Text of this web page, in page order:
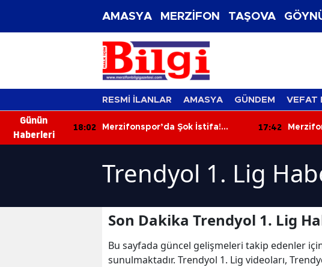
AMASYA MERZİFON TAŞOVA
RESMİ İLANLAR AMASYA GÜNDEM VEFAT
Günün
Haberleri
18:02
Merzifonspor’da Şok İstifa!
17:42
Trendyol 1. Lig
Son Dakika Trendyol 1. Lig
Bu sayfada güncel gelişmeleri takip edenler
sunulmaktadır. Trendyol 1. Lig videoları,